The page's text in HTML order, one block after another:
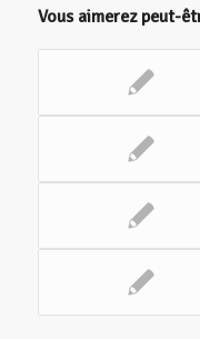
Vous aimerez peut-